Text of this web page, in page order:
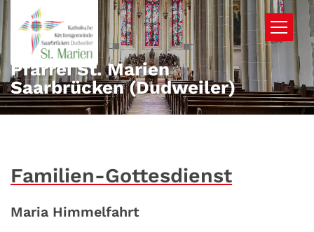
Zum Inhalt springen
Pfarrei St. Marien
Saarbrücken (Dudweiler)
Familien-Gottesdienst
Maria Himmelfahrt